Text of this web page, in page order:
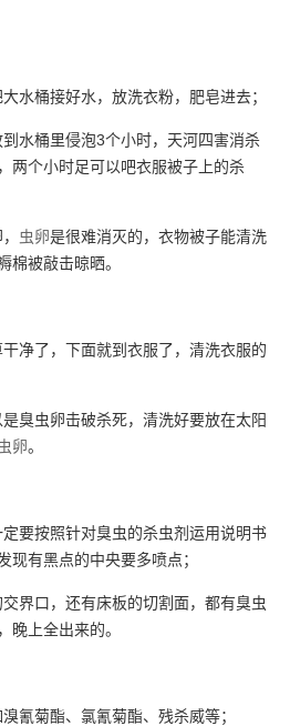
水桶接好水，放洗衣粉，肥皂进去；
水桶里侵泡3个小时，天河四害消杀
两个小时足可以吧衣服被子上的杀
虫卵是很难消灭的，衣物被子能清洗
棉被敲击晾晒。
净了，下面就到衣服了，清洗衣服的
臭虫卵击破杀死，清洗好要放在太阳
卵。
要按照针对臭虫的杀虫剂运用说明书
现有黑点的中央要多喷点；
界口，还有床板的切割面，都有臭虫
晚上全出来的。
氰菊酯、氯氰菊酯、残杀威等；